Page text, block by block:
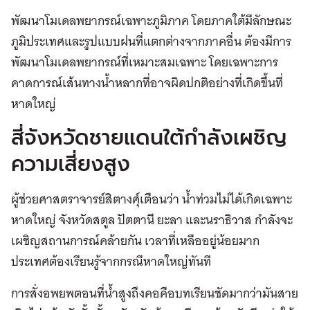
พัฒนาโมเดลพยากรณ์เฉพาะภูมิภาค โดยภาคใต้มีลักษณะ
ภูมิประเทศและรูปแบบฝนที่แตกต่างจากภาคอื่น ต้องมีการ
พัฒนาโมเดลพยากรณ์ที่เหมาะสมเฉพาะ โดยเฉพาะการ
คาดการณ์เส้นทางน้ำหลากที่อาจผิดปกติอย่างที่เกิดขึ้นที่
หาดใหญ่
สี่จังหวัดชายแดนใต้กำลังเผชิญ
ความเสี่ยงสูง
ผู้ช่วยศาสตราจารย์สิตางศุ์เตือนว่า น้ำท่วมไม่ได้เกิดเฉพาะ
หาดใหญ่ จังหวัดสตูล ปัตตานี ยะลา และนราธิวาส กำลังจะ
เผชิญสถานการณ์คล้ายกัน เวลาที่เหลืออยู่น้อยมาก
ประเทศต้องเรียนรู้จากกรณีหาดใหญ่ทันที
การสั่งอพยพตอนที่น้ำสูงถึงคอคือบทเรียนชัดมากว่ามันสาย